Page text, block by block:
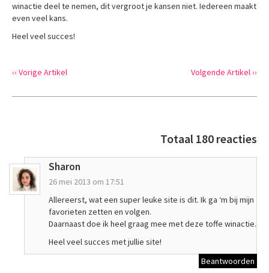
winactie deel te nemen, dit vergroot je kansen niet. Iedereen maakt
even veel kans.
Heel veel succes!
‹‹ Vorige Artikel Volgende Artikel ››
Totaal 180 reacties
Sharon
26 mei 2013 om 17:51
Allereerst, wat een super leuke site is dit. Ik ga ‘m bij mijn
favorieten zetten en volgen.
Daarnaast doe ik heel graag mee met deze toffe winactie.
Heel veel succes met jullie site!
Beantwoorden